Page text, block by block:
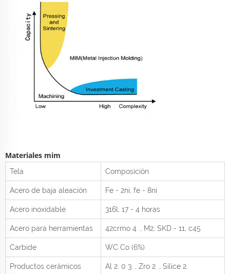
Materiales mim
Tela Composición
Acero de baja aleación Fe - 2ni, fe - 8ni
Acero inoxidable 316l, 17 - 4 horas
Acero para herramientas 42crmo 4. , M2, SKD - 11, c45
Carbide WC Co (6%)
Productos cerámicos Al 2. 0 3. , Zro 2. , Sílice 2.